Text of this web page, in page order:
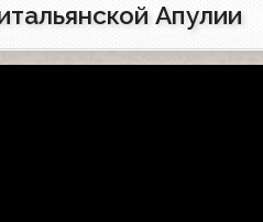
Апулии